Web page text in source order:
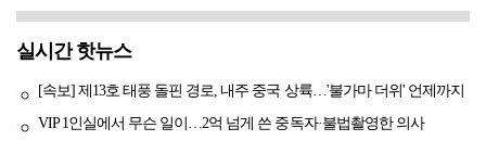
실시간 핫뉴스
[속보] 제13호 태풍 돌핀 경로, 내주 중국 상륙…'불가마 더위' 언제까지
VIP 1인실에서 무슨 일이…2억 넘게 쓴 중독자·불법촬영한 의사